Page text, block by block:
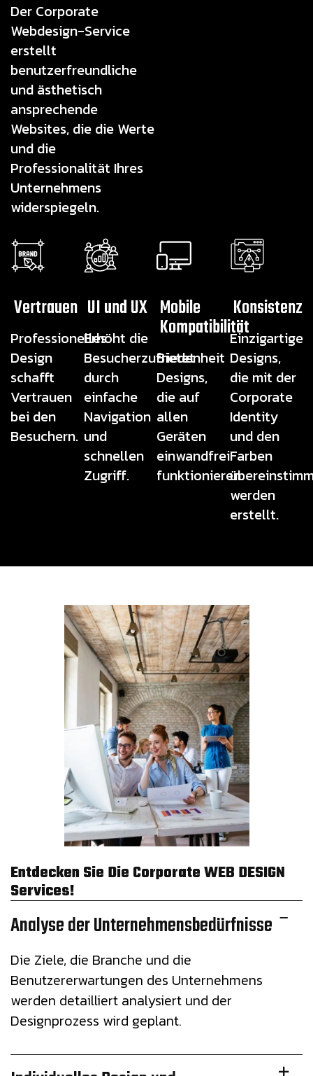
Der Corporate
Webdesign-Service
erstellt
benutzerfreundliche
und ästhetisch
ansprechende
Websites, die die Werte
und die
Professionalität Ihres
Unternehmens
widerspiegeln.
Vertrauen
Professionelles
Design
schafft
Vertrauen
bei den
Besuchern.
UI und UX
Erhöht die
Besucherzufriedenheit
durch
einfache
Navigation
und
schnellen
Zugriff.
Mobile
Kompatibilität
Bietet
Designs,
die auf
allen
Geräten
einwandfrei
funktionieren.
Konsistenz
Einzigartige
Designs,
die mit der
Corporate
Identity
und den
Farben
werden
erstellt.
Entdecken Sie Die Corporate WEB DESIGN
Services!
Analyse der Unternehmensbedürfnisse
Die Ziele, die Branche und die
Benutzererwartungen des Unternehmens
werden detailliert analysiert und der
Designprozess wird geplant.